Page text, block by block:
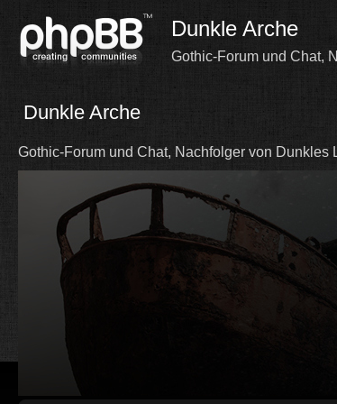
Dunkle Arche
Gothic-Forum und Chat,
Dunkle Arche
Gothic-Forum und Chat, Nachfolger von Dunkles